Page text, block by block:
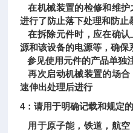
在机械装置的检修和维护
进行了防止落下处理和防止
在拆除元件时，应在确认
源和该设备的电源等，确保
参见使用元件的产品单独
再次启动机械装置的场合
速伸出处理后进行
4：请用于明确记载和规定
用于原子能，铁道，航空